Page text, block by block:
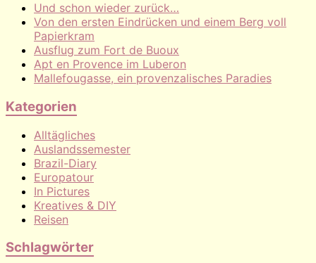
Und schon wieder zurück…
Von den ersten Eindrücken und einem Berg voll
Papierkram
Ausflug zum Fort de Buoux
Apt en Provence im Luberon
Mallefougasse, ein provenzalisches Paradies
Kategorien
Alltägliches
Auslandssemester
Brazil-Diary
Europatour
In Pictures
Kreatives & DIY
Reisen
Schlagwörter